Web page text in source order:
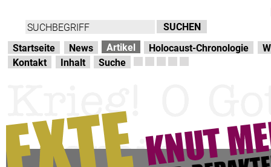
Startseite News Artikel Holocaust-Chronologie
Kontakt
Inhalt Suche